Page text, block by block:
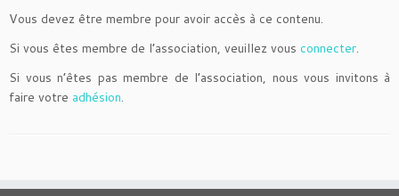
Vous devez être membre pour avoir accès à ce contenu.
Si vous êtes membre de l’association, veuillez vous connecter.
Si vous n’êtes pas membre de l’association, nous vous invitons à
faire votre adhésion.